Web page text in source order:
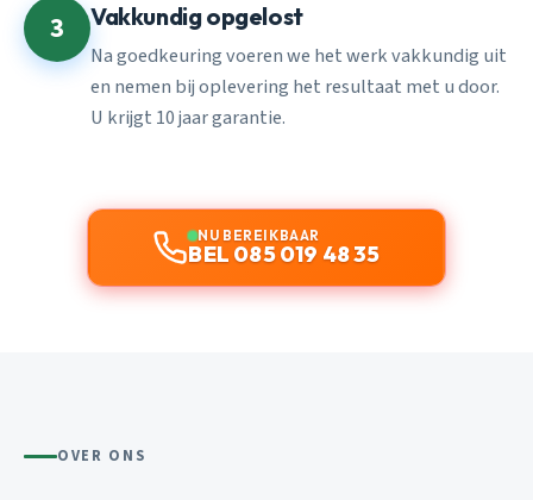
3 Vakkundig opgelost
Na goedkeuring voeren we het werk vakkundig uit
en nemen bij oplevering het resultaat met u door.
U krijgt 10 jaar garantie.
NU BEREIKBAAR
BEL 085 019 48 35
OVER ONS